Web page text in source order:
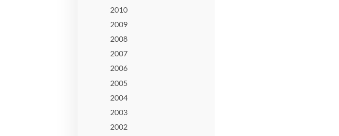
2010
2009
2008
2007
2006
2005
2004
2003
2002